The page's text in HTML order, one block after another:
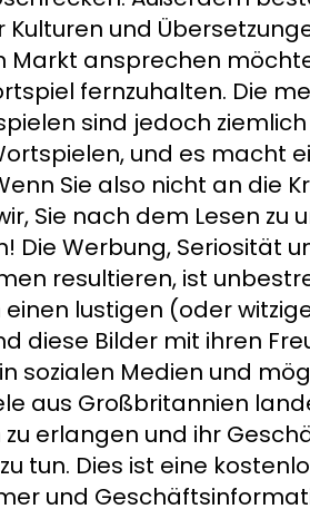
und
ansprechen
fernzuhalten. Die
sind jedoch
und es macht
Sie also nicht an die
Sie nach dem Lesen zu
Die Werbung, Seriosität
resultieren, ist
lustigen (oder
diese Bilder mit ihren
sozialen Medien und
aus Großbritannien
erlangen und ihr
tun. Dies ist eine
und